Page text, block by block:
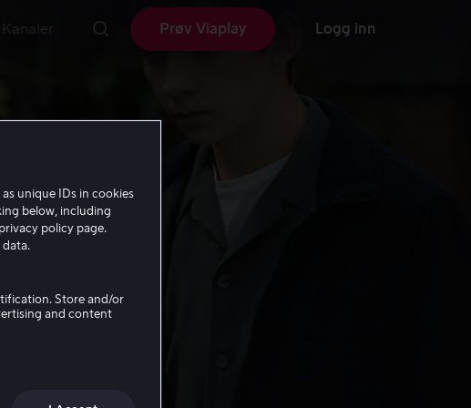
Kanaler Prøv Viaplay Logg inn
unique IDs in cookies
below, including
policy page.
data.
Store and/or
and content